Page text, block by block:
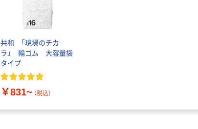
共和 「現場のチカ
ラ」 輪ゴム 大容量袋
タイプ
￥831~ （税込）